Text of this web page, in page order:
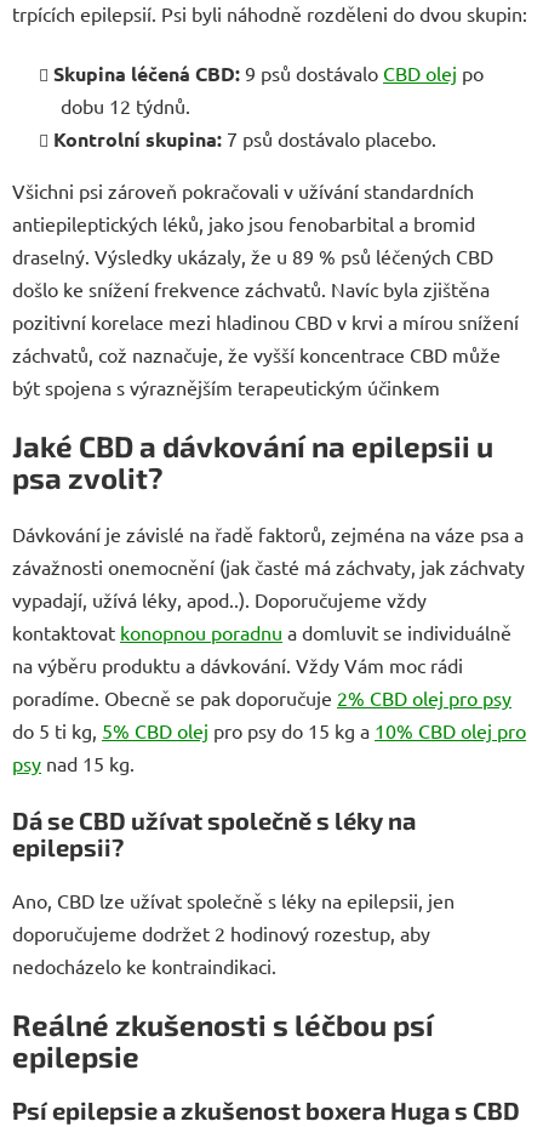
trpících epilepsií. Psi byli náhodně rozděleni do dvou skupin:
Skupina léčená CBD: 9 psů dostávalo CBD olej po
dobu 12 týdnů.
Kontrolní skupina: 7 psů dostávalo placebo.
Všichni psi zároveň pokračovali v užívání standardních
antiepileptických léků, jako jsou fenobarbital a bromid
draselný. Výsledky ukázaly, že u 89 % psů léčených CBD
došlo ke snížení frekvence záchvatů. Navíc byla zjištěna
pozitivní korelace mezi hladinou CBD v krvi a mírou snížení
záchvatů, což naznačuje, že vyšší koncentrace CBD může
být spojena s výraznějším terapeutickým účinkem
Jaké CBD a dávkování na epilepsii u
psa zvolit?
Dávkování je závislé na řadě faktorů, zejména na váze psa a
závažnosti onemocnění (jak časté má záchvaty, jak záchvaty
vypadají, užívá léky, apod..). Doporučujeme vždy
kontaktovat konopnou poradnu a domluvit se individuálně
na výběru produktu a dávkování. Vždy Vám moc rádi
poradíme. Obecně se pak doporučuje 2% CBD olej pro psy
do 5 ti kg, 5% CBD olej pro psy do 15 kg a 10% CBD olej pro
psy nad 15 kg.
Dá se CBD užívat společně s léky na
epilepsii?
Ano, CBD lze užívat společně s léky na epilepsii, jen
doporučujeme dodržet 2 hodinový rozestup, aby
nedocházelo ke kontraindikaci.
Reálné zkušenosti s léčbou psí
epilepsie
Psí epilepsie a zkušenost boxera Huga s CBD